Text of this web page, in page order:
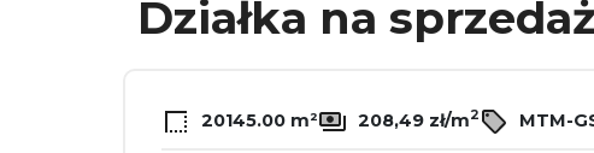
Działka na sprzedaż
20145.00 m² 208,49 zł/m2 MTM-